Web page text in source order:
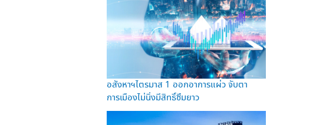
อสังหาฯไตรมาส 1 ออกอาการแผ่ว จับตา
การเมืองไม่นิ่งมีสิทธิ์ซึมยาว